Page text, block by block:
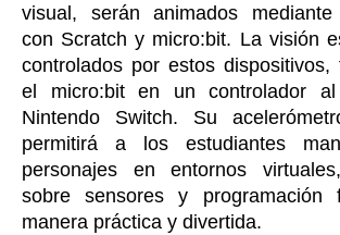
visual, serán animados mediante
con Scratch y micro:bit. La visión
controlados por estos dispositivos,
el micro:bit en un controlador
Nintendo Switch. Su
permitirá a los estudiantes
personajes en entornos
sobre sensores y
manera práctica y divertida.